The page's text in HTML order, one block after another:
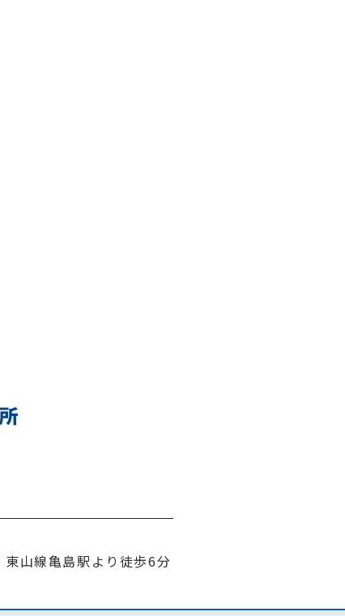
東山線亀島駅より徒歩6分